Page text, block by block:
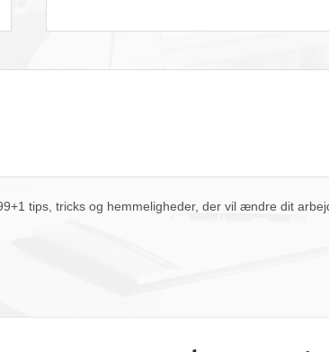
3 4 5 6 7 8
i dag slet
tips, tricks og hemmeligheder, der vil ændre dit